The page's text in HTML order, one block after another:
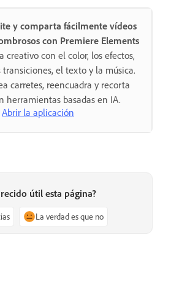
y comparta fácilmente vídeos
con Premiere Elements
creativo con el color, los efectos,
transiciones, el texto y la música.
carretes, reencuadra y recorta
herramientas basadas en IA.
Abrir la aplicación
útil esta página?
La verdad es que no